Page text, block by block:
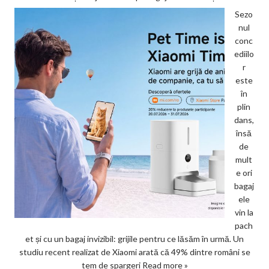
Sezo
nul
conc
ediilo
r
este
în
plin
dans,
însă
de
mult
e ori
bagaj
ele
vin la
pach
et și cu un bagaj invizibil: grijile pentru ce lăsăm în urmă. Un
studiu recent realizat de Xiaomi arată că 49% dintre români se
tem de spargeri Read more »